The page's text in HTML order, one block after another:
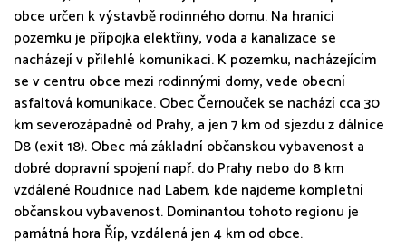
obce určen k výstavbě rodinného domu. Na hranici
pozemku je přípojka elektřiny, voda a kanalizace se
nacházejí v přilehlé komunikaci. K pozemku, nacházejícím
se v centru obce mezi rodinnými domy, vede obecní
asfaltová komunikace. Obec Černouček se nachází cca 30
km severozápadně od Prahy, a jen 7 km od sjezdu z dálnice
D8 (exit 18). Obec má základní občanskou vybavenost a
dobré dopravní spojení např. do Prahy nebo do 8 km
vzdálené Roudnice nad Labem, kde najdeme kompletní
občanskou vybavenost. Dominantou tohoto regionu je
památná hora Říp, vzdálená jen 4 km od obce.